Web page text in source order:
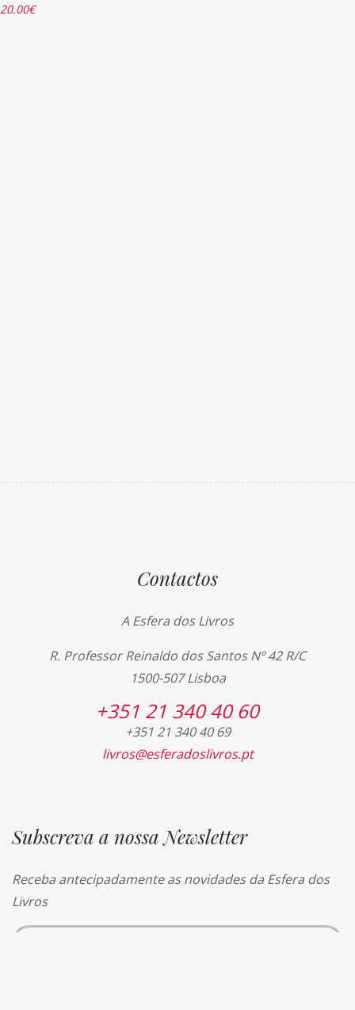
20.00€
Contactos
A Esfera dos Livros
R. Professor Reinaldo dos Santos Nº 42 R/C
1500-507 Lisboa
+351 21 340 40 60
+351 21 340 40 69
livros@esferadoslivros.pt
Subscreva a nossa Newsletter
Receba antecipadamente as novidades da Esfera dos
Livros